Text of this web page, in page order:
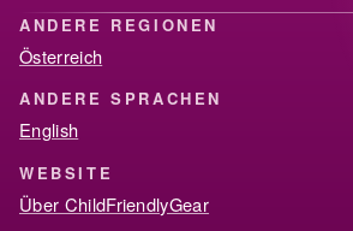
ANDERE REGIONEN
Österreich
ANDERE SPRACHEN
English
WEBSITE
Über ChildFriendlyGear